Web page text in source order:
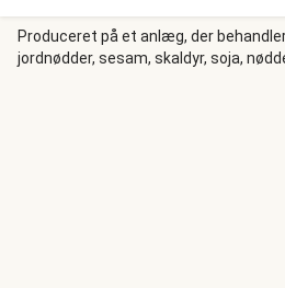
plantefars, sojasauce, BBQ-
serverer vores bulgogi med luftige
gulerod, sesamfrø og lime og
Produceret på et anlæg, der
jordnødder, sesam, skaldyr, soja,